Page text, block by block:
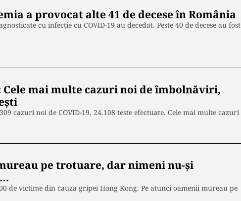
a provocat alte 41 de decese în România
cu infecție cu COVID-19 au decedat. Peste 40 de decese au fost
mai multe cazuri noi de îmbolnăviri,
cazuri noi de COVID-19, 24.108 teste efectuate. Cele mai multe cazuri
pe trotuare, dar nimeni nu-și
de victime din cauza gripei Hong Kong. Pe atunci oamenii mureau pe